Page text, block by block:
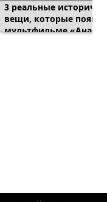
3 реальные
вещи, которые
мультфильме